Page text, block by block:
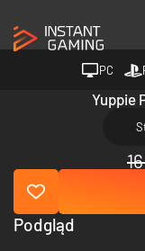
PC
Yuppie
Podgląd